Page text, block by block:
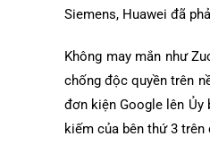
Siemens, Huawei đã
Không may mắn như
chống độc quyền trên
đơn kiện Google lên Ủy
kiếm của bên thứ 3